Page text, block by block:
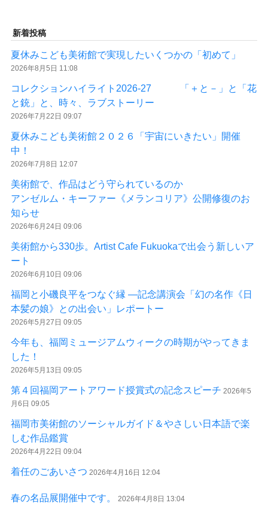
新着投稿
夏休みこども美術館で実現したいくつかの「初めて」
2026年8月5日 11:08
コレクションハイライト2026-27 「＋と－」と「花
と銃」と、時々、ラブストーリー
2026年7月22日 09:07
夏休みこども美術館２０２６「宇宙にいきたい」開催
中！
2026年7月8日 12:07
美術館で、作品はどう守られているのか
アンゼルム・キーファー《メランコリア》公開修復のお
知らせ
2026年6月24日 09:06
美術館から330歩。Artist Cafe Fukuokaで出会う新しいア
ート
2026年6月10日 09:06
福岡と小磯良平をつなぐ縁 ―記念講演会「幻の名作《日
本髪の娘》との出会い」レポートー
2026年5月27日 09:05
今年も、福岡ミュージアムウィークの時期がやってきま
した！
2026年5月13日 09:05
第４回福岡アートアワード授賞式の記念スピーチ 2026年5
月6日 09:05
福岡市美術館のソーシャルガイド＆やさしい日本語で楽
しむ作品鑑賞
2026年4月22日 09:04
着任のごあいさつ 2026年4月16日 12:04
春の名品展開催中です。 2026年4月8日 13:04